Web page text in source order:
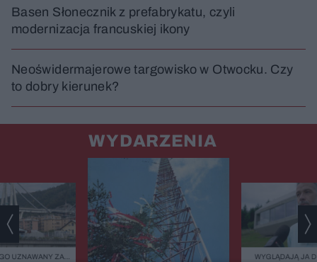
Basen Słonecznik z prefabrykatu, czyli
modernizacja francuskiej ikony
Neoświdermajerowe targowisko w Otwocku. Czy
to dobry kierunek?
WYDARZENIA
UZNAWANY ZA
WYGLĄDAJĄ JA